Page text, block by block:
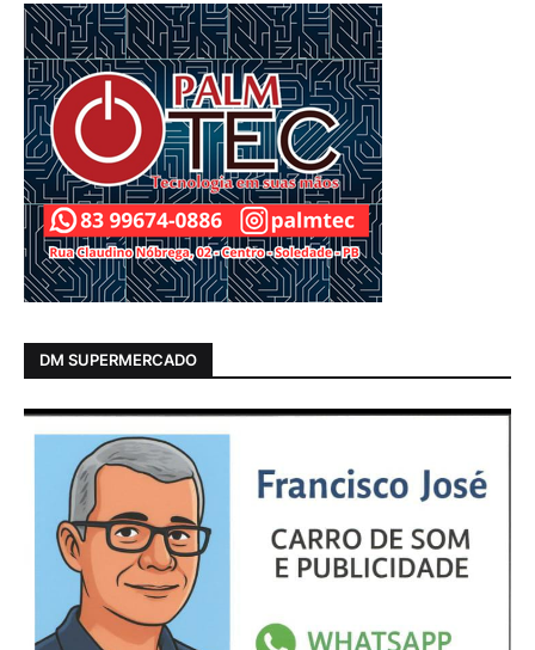
DM SUPERMERCADO